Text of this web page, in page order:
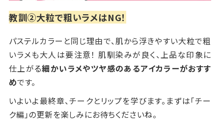
教訓②大粒で粗いラメはNG！
パステルカラーと同じ理由で、肌から浮きやすい大粒で粗
いラメも大人は要注意！ 肌馴染みが良く、上品な印象に
仕上がる細かいラメやツヤ感のあるアイカラーがおすす
めです。
いよいよ最終章、チークとリップを学びます。まずは「チー
ク編」の更新を楽しみにお待ちくださいね。